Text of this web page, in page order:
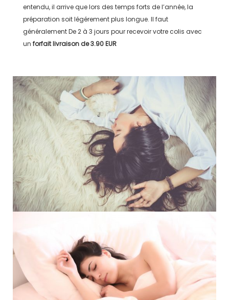
entendu, il arrive que lors des temps forts de l’année, la
préparation soit légérement plus longue. Il faut
généralementDe 2 à 3 jours pour recevoir votre colis avec
un forfait livraison de3.90 EUR